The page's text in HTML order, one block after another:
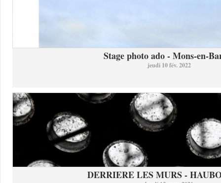
Stage photo ado - Mons-en-
jeudi 10 fév. 2022
DERRIERE LES MURS -